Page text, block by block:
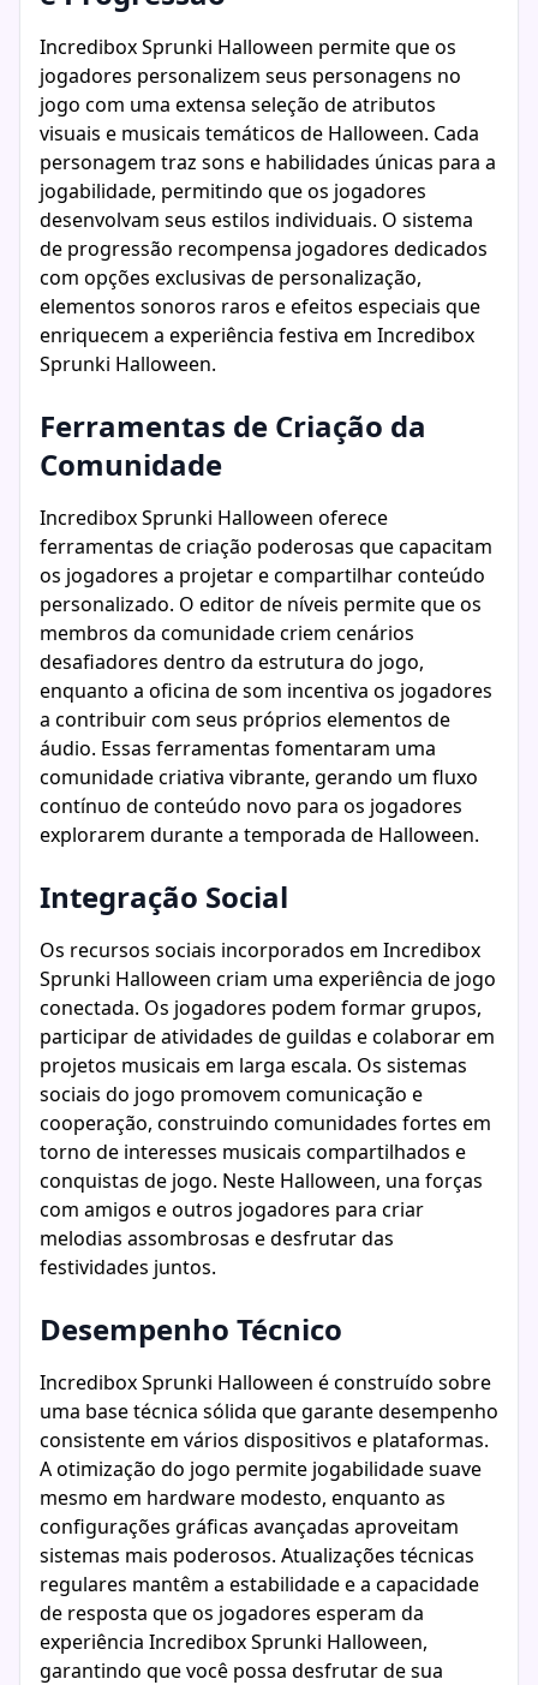
Incredibox Sprunki Halloween permite que os
jogadores personalizem seus personagens no
jogo com uma extensa seleção de atributos
visuais e musicais temáticos de Halloween. Cada
personagem traz sons e habilidades únicas para a
jogabilidade, permitindo que os jogadores
desenvolvam seus estilos individuais. O sistema
de progressão recompensa jogadores dedicados
com opções exclusivas de personalização,
elementos sonoros raros e efeitos especiais que
enriquecem a experiência festiva em Incredibox
Sprunki Halloween.
Ferramentas de Criação da
Comunidade
Incredibox Sprunki Halloween oferece
ferramentas de criação poderosas que capacitam
os jogadores a projetar e compartilhar conteúdo
personalizado. O editor de níveis permite que os
membros da comunidade criem cenários
desafiadores dentro da estrutura do jogo,
enquanto a oficina de som incentiva os jogadores
a contribuir com seus próprios elementos de
áudio. Essas ferramentas fomentaram uma
comunidade criativa vibrante, gerando um fluxo
contínuo de conteúdo novo para os jogadores
explorarem durante a temporada de Halloween.
Integração Social
Os recursos sociais incorporados em Incredibox
Sprunki Halloween criam uma experiência de jogo
conectada. Os jogadores podem formar grupos,
participar de atividades de guildas e colaborar em
projetos musicais em larga escala. Os sistemas
sociais do jogo promovem comunicação e
cooperação, construindo comunidades fortes em
torno de interesses musicais compartilhados e
conquistas de jogo. Neste Halloween, una forças
com amigos e outros jogadores para criar
melodias assombrosas e desfrutar das
festividades juntos.
Desempenho Técnico
Incredibox Sprunki Halloween é construído sobre
uma base técnica sólida que garante desempenho
consistente em vários dispositivos e plataformas.
A otimização do jogo permite jogabilidade suave
mesmo em hardware modesto, enquanto as
configurações gráficas avançadas aproveitam
sistemas mais poderosos. Atualizações técnicas
regulares mantêm a estabilidade e a capacidade
de resposta que os jogadores esperam da
experiência Incredibox Sprunki Halloween,
garantindo que você possa desfrutar de sua